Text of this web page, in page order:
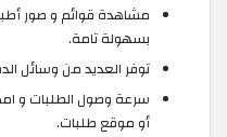
مشاهدة قوائم و صور
بسهولة تامة.
توفر العديد من وسائل
سرعة وصول الطلبات و
أو موقع طلبات.